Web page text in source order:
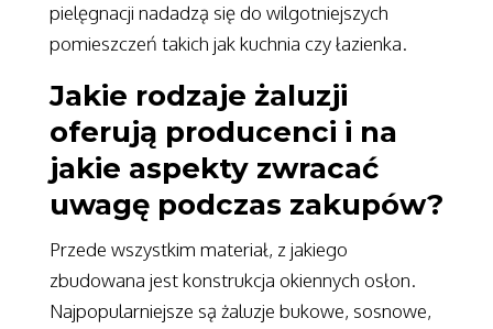
pielęgnacji nadadzą się do wilgotniejszych
pomieszczeń takich jak kuchnia czy łazienka.
Jakie rodzaje żaluzji
oferują producenci i na
jakie aspekty zwracać
uwagę podczas zakupów?
Przede wszystkim materiał, z jakiego
zbudowana jest konstrukcja okiennych osłon.
Najpopularniejsze są żaluzje bukowe, sosnowe,